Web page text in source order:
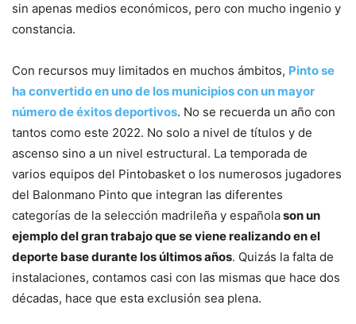
sin apenas medios económicos, pero con mucho ingenio y
constancia.
Con recursos muy limitados en muchos ámbitos, Pinto se
ha convertido en uno de los municipios con un mayor
número de éxitos deportivos. No se recuerda un año con
tantos como este 2022. No solo a nivel de títulos y de
ascenso sino a un nivel estructural. La temporada de
varios equipos del Pintobasket o los numerosos jugadores
del Balonmano Pinto que integran las diferentes
categorías de la selección madrileña y españolason un
ejemplo del gran trabajo que se viene realizando en el
deporte base durante los últimos años. Quizás la falta de
instalaciones, contamos casi con las mismas que hace dos
décadas, hace que esta exclusión sea plena.